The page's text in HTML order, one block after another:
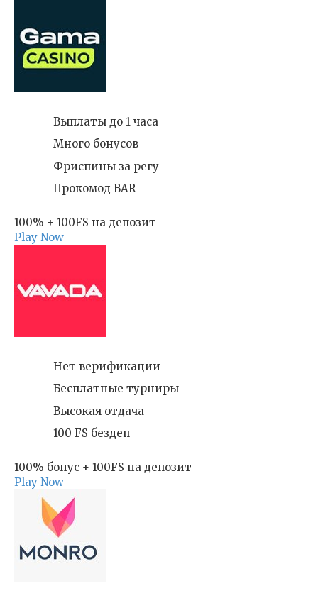
Выплаты до 1 часа
Много бонусов
Фриспины за регу
Прокомод BAR
100% + 100FS на депозит
Play Now
Нет верификации
Бесплатные турниры
Высокая отдача
100 FS бездеп
100% бонус + 100FS на депозит
Play Now